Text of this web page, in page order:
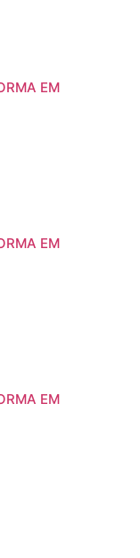
EM
EM
EM